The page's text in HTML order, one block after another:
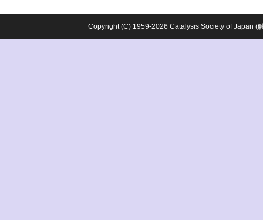
Copyright (C) 1959-2026 Catalysis Society of Japan (